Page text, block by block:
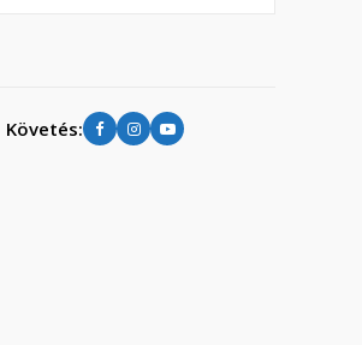
Követés: